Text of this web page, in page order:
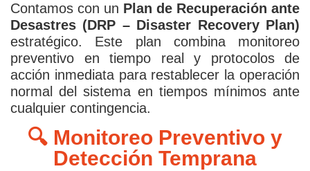
Contamos con un Plan de Recuperación ante
Desastres (DRP – Disaster Recovery Plan)
estratégico. Este plan combina monitoreo
preventivo en tiempo real y protocolos de
acción inmediata para restablecer la operación
normal del sistema en tiempos mínimos ante
cualquier contingencia.
🔍 Monitoreo Preventivo y
Detección Temprana